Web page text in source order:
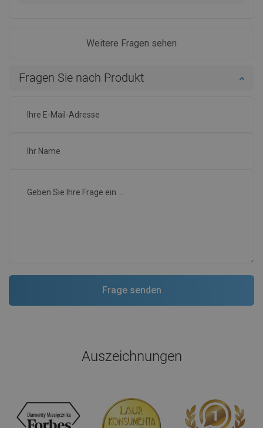
Weitere Fragen sehen
Fragen Sie nach Produkt
Auszeichnungen